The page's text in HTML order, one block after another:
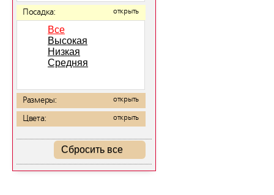
Посадка: открыть
Все
Высокая
Низкая
Средняя
Размеры: открыть
Цвета: открыть
Сбросить все